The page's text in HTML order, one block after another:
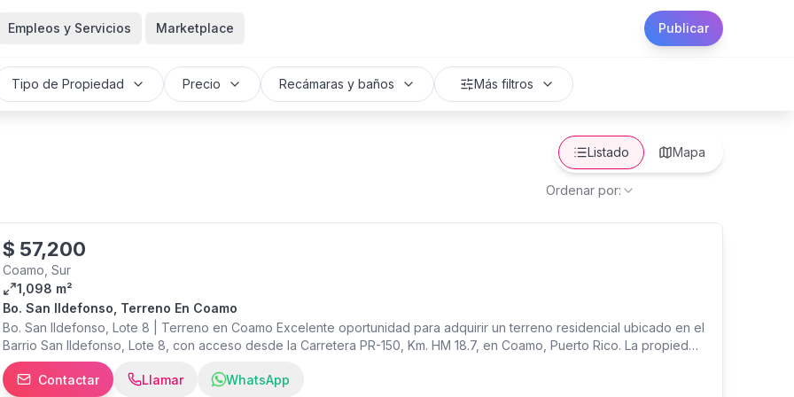
Empleos y Servicios Marketplace Publicar
Tipo de Propiedad Precio Recámaras y baños Más filtros
Listado Mapa
Ordenar por:
$ 57,200
Coamo, Sur
1,098 m²
Bo. San Ildefonso, Terreno En Coamo
Bo. San Ildefonso, Lote 8 | Terreno en Coamo Excelente oportunidad para adquirir un terreno residencial ubicado en el
Barrio San Ildefonso, Lote 8, con acceso desde la Carretera PR-150, Km. HM 18.7, en Coamo, Puerto Rico. La propiedad
cuenta con una cabida de 1,098.37 metros cuadrados y clasificación de Suelo Urbano (SU), ofreciendo un excelente
potencial para el desarrollo de una residencia principal o una propiedad de inversión. El terreno es
Contactar Llamar WhatsApp